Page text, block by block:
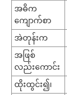
အဓိက
ကျောက်စာ
အဲတုန်းက
အဖြစ်
လည်းကောင်း
ထိုးထွင်း၍၊